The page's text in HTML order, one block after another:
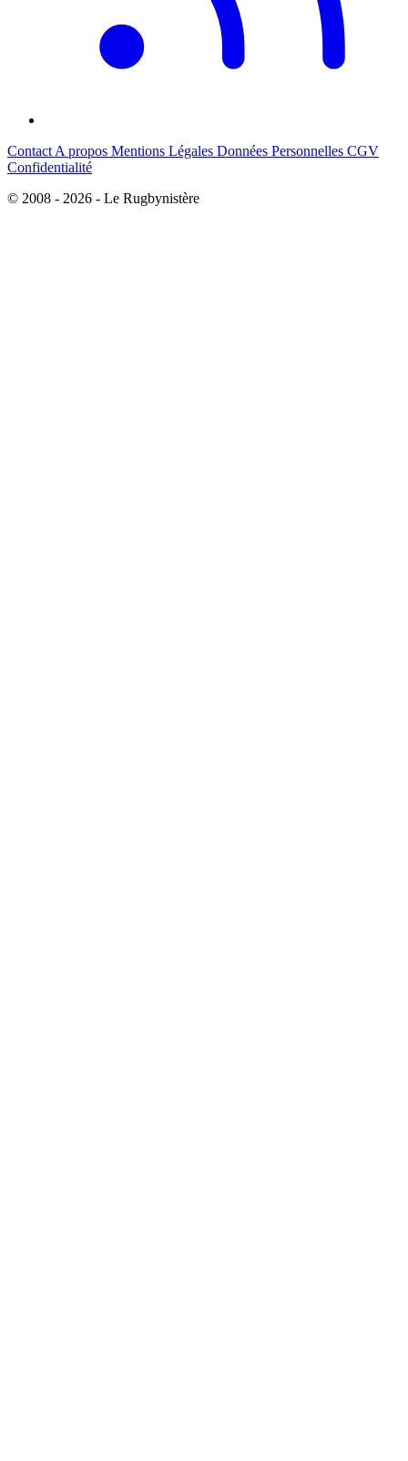
Contact A propos Mentions Légales Données Personnelles CGV
Confidentialité
© 2008 - 2026 - Le Rugbynistère